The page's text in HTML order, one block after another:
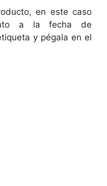
en este caso
a la fecha de
y pégala en el